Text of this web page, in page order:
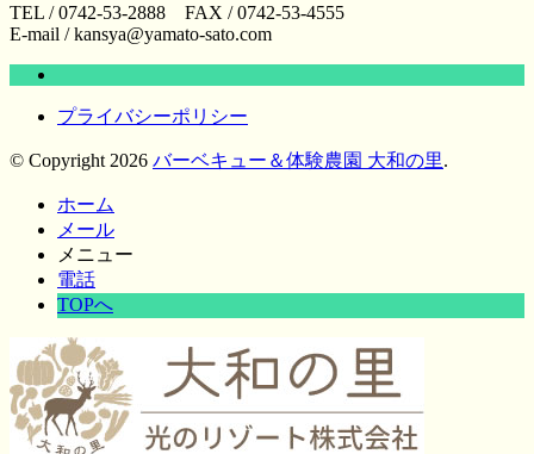
TEL / 0742-53-2888 FAX / 0742-53-4555
E-mail / kansya@yamato-sato.com
プライバシーポリシー
© Copyright 2026 バーベキュー＆体験農園 大和の里.
ホーム
メール
メニュー
電話
TOPへ